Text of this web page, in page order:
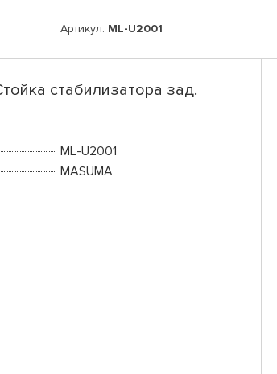
Артикул: ML-U2001
стабилизатора зад.
ML-U2001
MASUMA